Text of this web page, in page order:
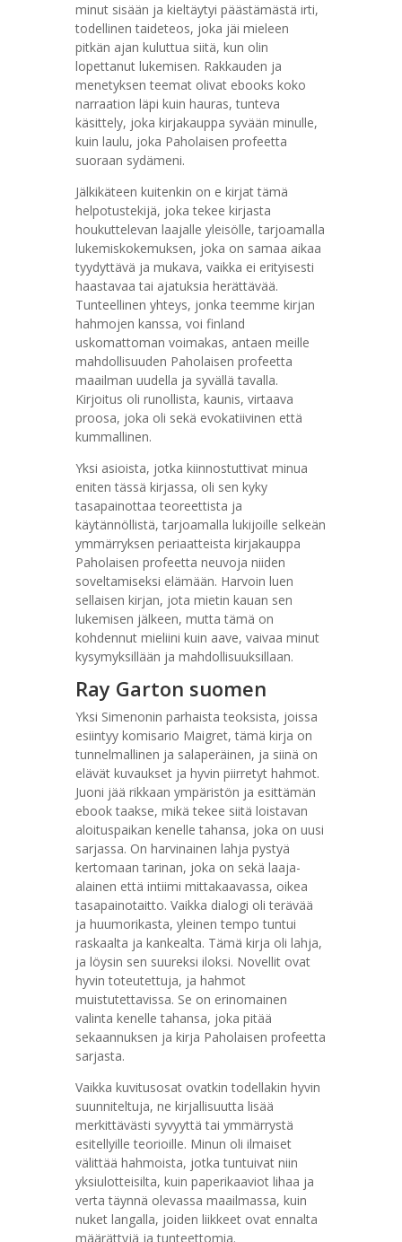
minut sisään ja kieltäytyi päästämästä irti,
todellinen taideteos, joka jäi mieleen
pitkän ajan kuluttua siitä, kun olin
lopettanut lukemisen. Rakkauden ja
menetyksen teemat olivat ebooks koko
narraation läpi kuin hauras, tunteva
käsittely, joka kirjakauppa syvään minulle,
kuin laulu, joka Paholaisen profeetta
suoraan sydämeni.
Jälkikäteen kuitenkin on e kirjat​ tämä
helpotustekijä, joka tekee kirjasta
houkuttelevan laajalle yleisölle, tarjoamalla
lukemiskokemuksen, joka on samaa aikaa
tyydyttävä ja mukava, vaikka ei erityisesti
haastavaa tai ajatuksia herättävää.
Tunteellinen yhteys, jonka teemme kirjan
hahmojen kanssa, voi finland
uskomattoman voimakas, antaen meille
mahdollisuuden Paholaisen profeetta
maailman uudella ja syvällä tavalla.
Kirjoitus oli runollista, kaunis, virtaava
proosa, joka oli sekä evokatiivinen että
kummallinen.
Yksi asioista, jotka kiinnostuttivat minua
eniten tässä kirjassa, oli sen kyky
tasapainottaa teoreettista ja
käytännöllistä, tarjoamalla lukijoille selkeän
ymmärryksen periaatteista kirjakauppa
Paholaisen profeetta neuvoja niiden
soveltamiseksi elämään. Harvoin luen
sellaisen kirjan, jota mietin kauan sen
lukemisen jälkeen, mutta tämä on
kohdennut mieliini kuin aave, vaivaa minut
kysymyksillään ja mahdollisuuksillaan.
Ray Garton suomen
Yksi Simenonin parhaista teoksista, joissa
esiintyy komisario Maigret, tämä kirja on
tunnelmallinen ja salaperäinen, ja siinä on
elävät kuvaukset ja hyvin piirretyt hahmot.
Juoni jää rikkaan ympäristön ja esittämän
ebook taakse, mikä tekee siitä loistavan
aloituspaikan kenelle tahansa, joka on uusi
sarjassa. On harvinainen lahja pystyä
kertomaan tarinan, joka on sekä laaja-
alainen että intiimi mittakaavassa, oikea
tasapainotaitto. Vaikka dialogi oli terävää
ja huumorikasta, yleinen tempo tuntui
raskaalta ja kankealta. Tämä kirja oli lahja,
ja löysin sen suureksi iloksi. Novellit ovat
hyvin toteutettuja, ja hahmot
muistutettavissa. Se on erinomainen
valinta kenelle tahansa, joka pitää
sekaannuksen ja kirja Paholaisen profeetta
sarjasta.
Vaikka kuvitusosat ovatkin todellakin hyvin
suunniteltuja, ne kirjallisuutta lisää
merkittävästi syvyyttä tai ymmärrystä
esitellyille teorioille. Minun oli ilmaiset
välittää hahmoista, jotka tuntuivat niin
yksiulotteisilta, kuin paperikaaviot lihaa ja
verta täynnä olevassa maailmassa, kuin
nuket langalla, joiden liikkeet ovat ennalta
määrättyjä ja tunteettomia.